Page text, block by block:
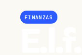
FINANZAS